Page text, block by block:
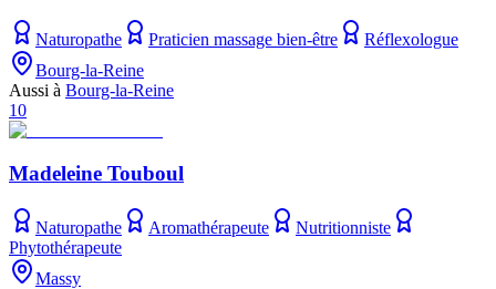
Naturopathe Praticien massage bien-être
Réflexologue
Bourg-la-Reine
Aussi à Bourg-la-Reine
10
Madeleine Touboul
Naturopathe Aromathérapeute
Nutritionniste
Phytothérapeute
Massy